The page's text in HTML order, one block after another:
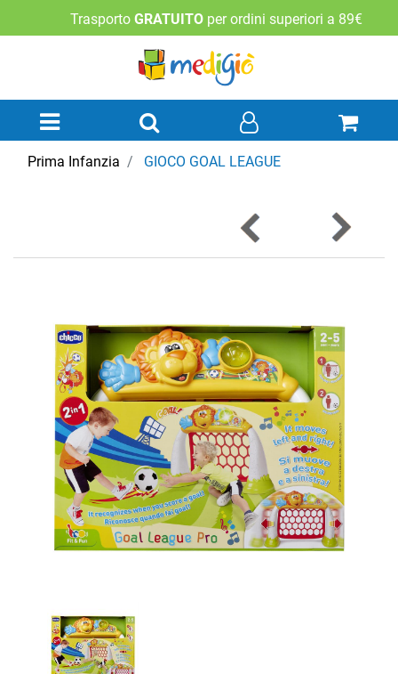
Trasporto GRATUITO per ordini superiori a 89€
Open menu
Prima Infanzia GIOCO GOAL LEAGUE